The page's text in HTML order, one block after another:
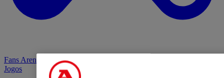
Fans Arena
Jogos